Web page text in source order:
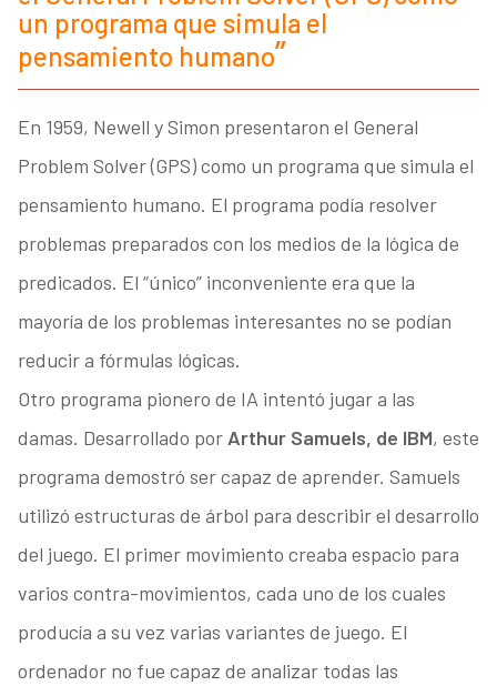
un programa que simula el
pensamiento humano
En 1959, Newell y Simon presentaron el General
Problem Solver (GPS) como un programa que simula el
pensamiento humano. El programa podía resolver
problemas preparados con los medios de la lógica de
predicados. El “único” inconveniente era que la
mayoría de los problemas interesantes no se podían
reducir a fórmulas lógicas.
Otro programa pionero de IA intentó jugar a las
damas. Desarrollado por Arthur Samuels, de IBM, este
programa demostró ser capaz de aprender. Samuels
utilizó estructuras de árbol para describir el desarrollo
del juego. El primer movimiento creaba espacio para
varios contra-movimientos, cada uno de los cuales
producía a su vez varias variantes de juego. El
ordenador no fue capaz de analizar todas las